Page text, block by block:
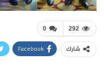
0 292
شارك Facebook